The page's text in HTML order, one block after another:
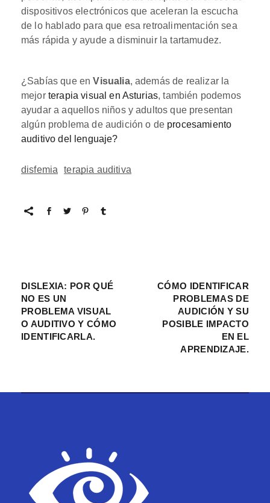
dispositivos electrónicos que aceleran la escucha
de lo hablado para que esa retroalimentación sea
más rápida y ayude a disminuir la tartamudez.
¿Sabías que enVisualia, además de realizar la
mejor terapia visual en Asturias, también podemos
ayudar a aquellos niños y adultos que presentan
algún problema de audición o de procesamiento
auditivo del lenguaje?
disfemia terapia auditiva
DISLEXIA: POR QUÉ
NO ES UN
PROBLEMA VISUAL
O AUDITIVO Y CÓMO
IDENTIFICARLA.
CÓMO IDENTIFICAR
PROBLEMAS DE
AUDICIÓN Y SU
POSIBLE IMPACTO
EN EL
APRENDIZAJE.